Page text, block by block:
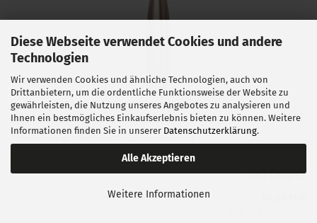
Diese Webseite verwendet Cookies und andere
Technologien
Wir verwenden Cookies und ähnliche Technologien, auch von
Drittanbietern, um die ordentliche Funktionsweise der Website zu
gewährleisten, die Nutzung unseres Angebotes zu analysieren und
Ihnen ein bestmögliches Einkaufserlebnis bieten zu können. Weitere
Informationen finden Sie in unserer Datenschutzerklärung.
Alle Akzeptieren
Weitere Informationen
Hornady .243 ELD Match 108 gr 100 Stück